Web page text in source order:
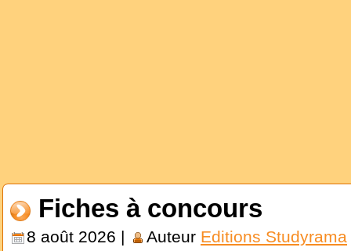
Fiches à concours
8 août 2026 | Auteur Editions Studyrama